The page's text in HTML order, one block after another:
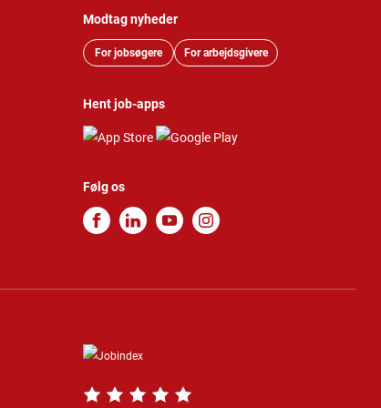
Modtag nyheder
For jobsøgere For arbejdsgivere
Hent job-apps
Følg os